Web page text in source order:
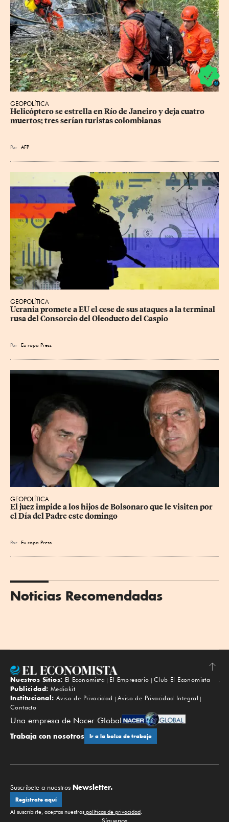
GEOPOLÍTICA
Helicóptero se estrella en Río de Janeiro y deja cuatro
muertos; tres serían turistas colombianas
Por AFP
GEOPOLÍTICA
Ucrania promete a EU el cese de sus ataques a la terminal
rusa del Consorcio del Oleoducto del Caspio
Por Eu ropa Press
GEOPOLÍTICA
El juez impide a los hijos de Bolsonaro que le visiten por
el Día del Padre este domingo
Por Eu ropa Press
Noticias Recomendadas
Subir
Nuestros Sitios: El Economista El Empresario
Club El Economista
Publicidad: Mediakit
Institucional: Aviso de Privacidad
Aviso de Privacidad Integral
Contacto
Una empresa de Nacer Global
Trabaja con nosotros Ir a la bolsa de trabajo
Suscríbete a nuestros Newsletter.
Regístrate aquí
Al suscribirte, aceptas nuestras políticas de privacidad.